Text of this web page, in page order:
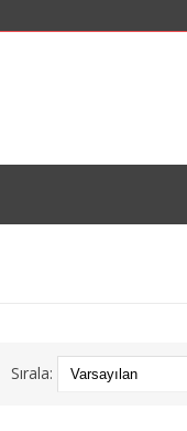
Sırala: